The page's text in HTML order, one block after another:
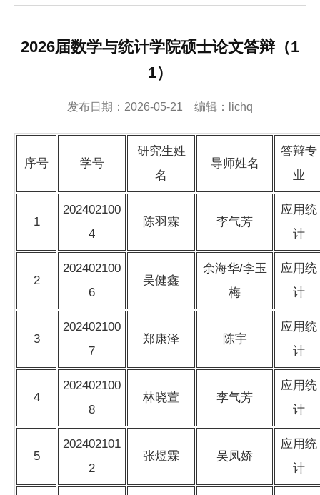
2026届数学与统计学院硕士论文答辩（1
1）
发布日期：2026-05-21 编辑：lichq
序号 学号
研究生姓
名
导师姓名
答辩专
业
1
202402100
4
陈羽霖 李气芳
应用统
计
2
202402100
6
吴健鑫
余海华/李玉
梅
应用统
计
3
202402100
7
郑康泽 陈宇
应用统
计
4
202402100
8
林晓萱 李气芳
应用统
计
5
202402101
2
张煜霖 吴凤娇
应用统
计